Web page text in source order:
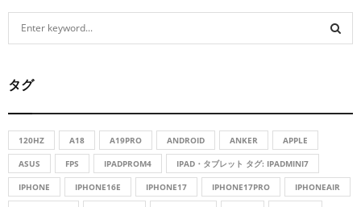
c
r
:
C
タグ
120HZ A18 A19PRO ANDROID ANKER APPLE
ASUS FPS IPADPROM4 IPAD・タブレット タグ: IPADMINI7
IPHONE IPHONE16E IPHONE17 IPHONE17PRO IPHONEAIR